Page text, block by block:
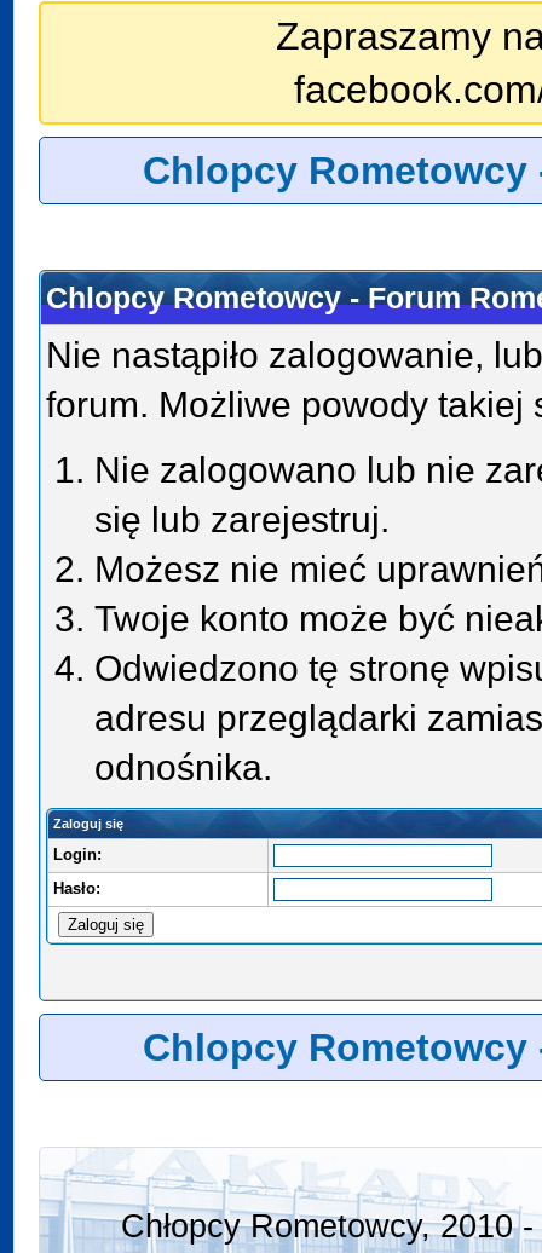
Zapraszamy
Chlopcy Rometowcy
Chlopcy Rometowcy - Forum
Nie nastąpiło zalogowanie,
forum. Możliwe powody takiej
Nie zalogowano lub nie
się lub zarejestruj.
Możesz nie mieć
Twoje konto może być
Odwiedzono tę stronę
adresu przeglądarki
odnośnika.
Zaloguj się
Login:
Hasło:
Chlopcy Rometowcy
Chłopcy Rometowcy, 2010